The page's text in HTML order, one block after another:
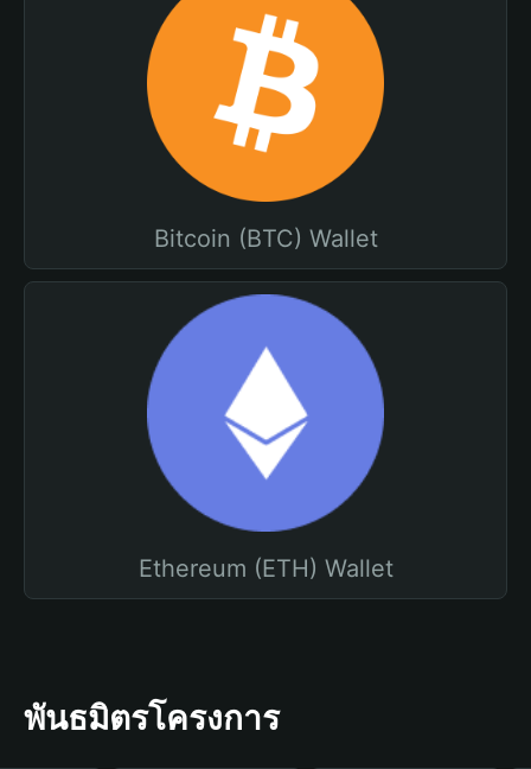
Bitcoin (BTC) Wallet
Ethereum (ETH) Wallet
พันธมิตรโครงการ